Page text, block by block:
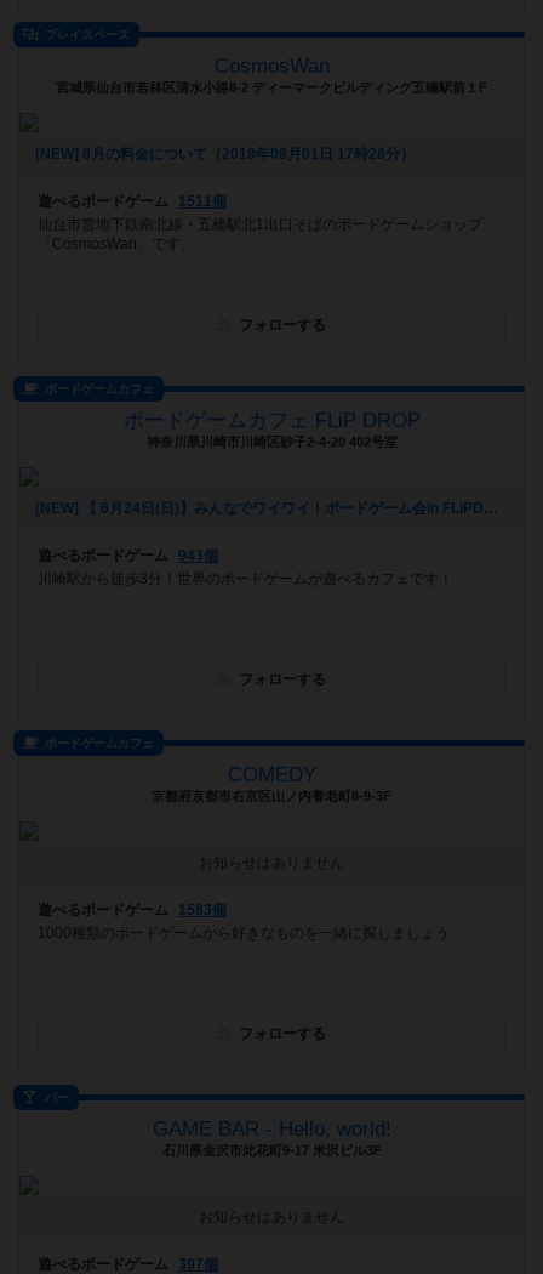
プレイスペース
CosmosWan
宮城県仙台市若林区清水小路8-2 ディーマークビルディング五橋駅前１F
[NEW] 8月の料金について（2018年08月01日 17時28分）
遊べるボードゲーム
1511個
仙台市営地下鉄南北線・五橋駅北1出口そばのボードゲームショップ
「CosmosWan」です。
フォローする
ボードゲームカフェ
ボードゲームカフェ FLiP DROP
神奈川県川崎市川崎区砂子2-4-20 402号室
[NEW] 【 6月24日(日)】みんなでワイワイ！ボードゲーム会in FLiPDROP 【 人狼とかやりたいの！！】（2018年06月06日 15時02分）
遊べるボードゲーム
943個
川崎駅から徒歩3分！世界のボードゲームが遊べるカフェです！
フォローする
ボードゲームカフェ
COMEDY
京都府京都市右京区山ノ内養老町8-9-3F
お知らせはありません
遊べるボードゲーム
1583個
1000種類のボードゲームから好きなものを一緒に探しましょう
フォローする
バー
GAME BAR - Hello, world!
石川県金沢市此花町9-17 米沢ビル3F
お知らせはありません
遊べるボードゲーム 397個